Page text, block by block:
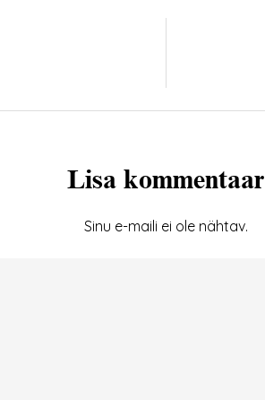
Lisa kommentaar
Sinu e-maili ei ole nähtav.